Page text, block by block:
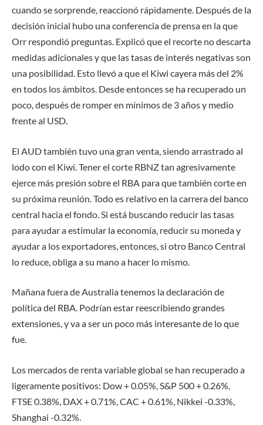
cuando se sorprende, reaccionó rápidamente. Después de la
decisión inicial hubo una conferencia de prensa en la que
Orr respondió preguntas. Explicó que el recorte no descarta
medidas adicionales y que las tasas de interés negativas son
una posibilidad. Esto llevó a que el Kiwi cayera más del 2%
en todos los ámbitos. Desde entonces se ha recuperado un
poco, después de romper en mínimos de 3 años y medio
frente al USD.
El AUD también tuvo una gran venta, siendo arrastrado al
lodo con el Kiwi. Tener el corte RBNZ tan agresivamente
ejerce más presión sobre el RBA para que también corte en
su próxima reunión. Todo es relativo en la carrera del banco
central hacia el fondo. Si está buscando reducir las tasas
para ayudar a estimular la economía, reducir su moneda y
ayudar a los exportadores, entonces, si otro Banco Central
lo reduce, obliga a su mano a hacer lo mismo.
Mañana fuera de Australia tenemos la declaración de
política del RBA. Podrían estar reescribiendo grandes
extensiones, y va a ser un poco más interesante de lo que
fue.
Los mercados de renta variable global se han recuperado a
ligeramente positivos: Dow + 0.05%, S&P 500 + 0.26%,
FTSE 0.38%, DAX + 0.71%, CAC + 0.61%, Nikkei -0.33%,
Shanghai -0.32%.